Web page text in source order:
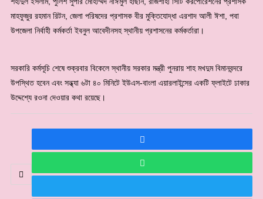
মাহফুজুর রহমান রিটন, জেলা পরিষদের প্রশাসক বীর মুক্তিযোদ্ধা এরশাদ আলী ঈশা, পবা
উপজেলা নির্বাহী কর্মকর্তা ইবনুল আবেদীনসহ স্থানীয় প্রশাসনের কর্মকর্তারা।
সরকারি কর্মসূচি শেষে শুক্রবার বিকেলে স্থানীয় সরকার মন্ত্রী পুনরায় শাহ মখদুম বিমানবন্দরে
উপস্থিত হবেন এবং সন্ধ্যা ৬টা ৪০ মিনিটে ইউএস-বাংলা এয়ারলাইন্সের একটি ফ্লাইটে ঢাকার
উদ্দেশ্যে রওনা দেওয়ার কথা রয়েছে।